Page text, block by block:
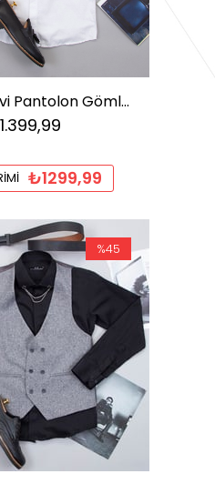
Parlament Mavi Pantolon Gömlek Papyon Ayakkabı Kombin
₺1299,99
%45